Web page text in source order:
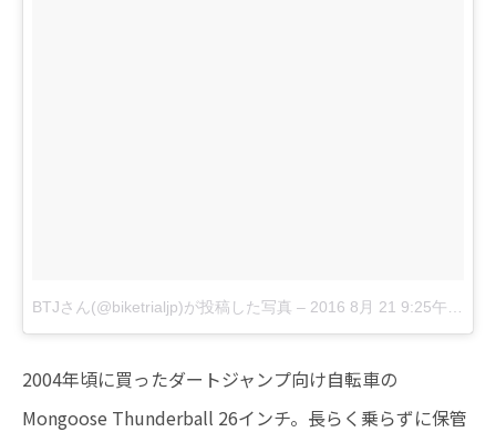
BTJさん(@biketrialjp)が投稿した写真 – 2016 8月 21 9:25午後 PDT
2004年頃に買ったダートジャンプ向け自転車の
Mongoose Thunderball 26インチ。長らく乗らずに保管